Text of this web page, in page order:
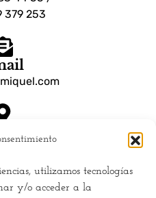
utilizamos tecnologías
y/o acceder a la
379 253
Madrid España